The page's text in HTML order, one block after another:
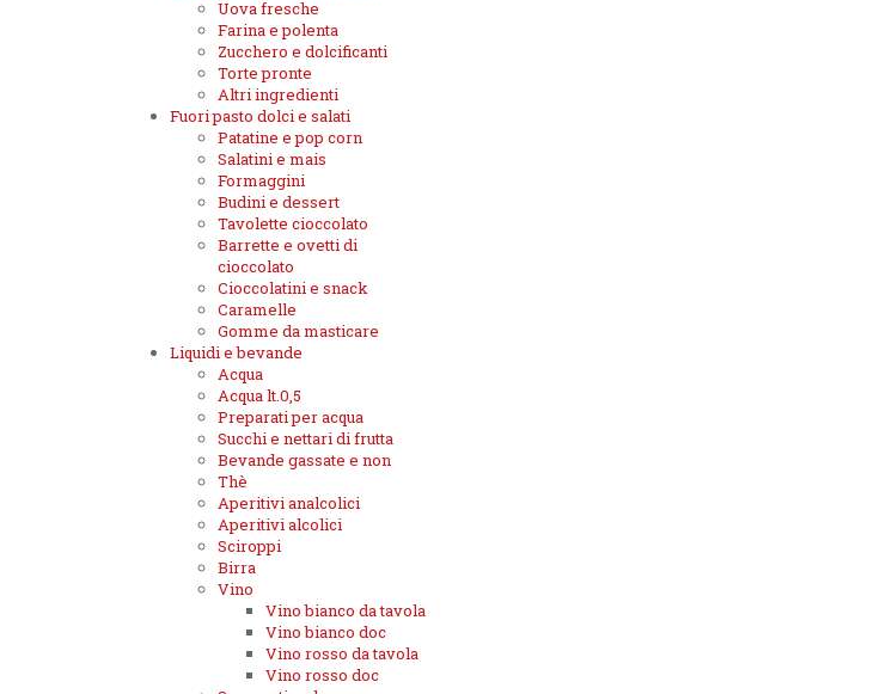
Uova fresche
Farina e polenta
Zucchero e dolcificanti
Torte pronte
Altri ingredienti
Fuori pasto dolci e salati
Patatine e pop corn
Salatini e mais
Formaggini
Budini e dessert
Tavolette cioccolato
Barrette e ovetti di
cioccolato
Cioccolatini e snack
Caramelle
Gomme da masticare
Liquidi e bevande
Acqua
Acqua lt.0,5
Preparati per acqua
Succhi e nettari di frutta
Bevande gassate e non
Thè
Aperitivi analcolici
Aperitivi alcolici
Sciroppi
Birra
Vino
Vino bianco da tavola
Vino bianco doc
Vino rosso da tavola
Vino rosso doc